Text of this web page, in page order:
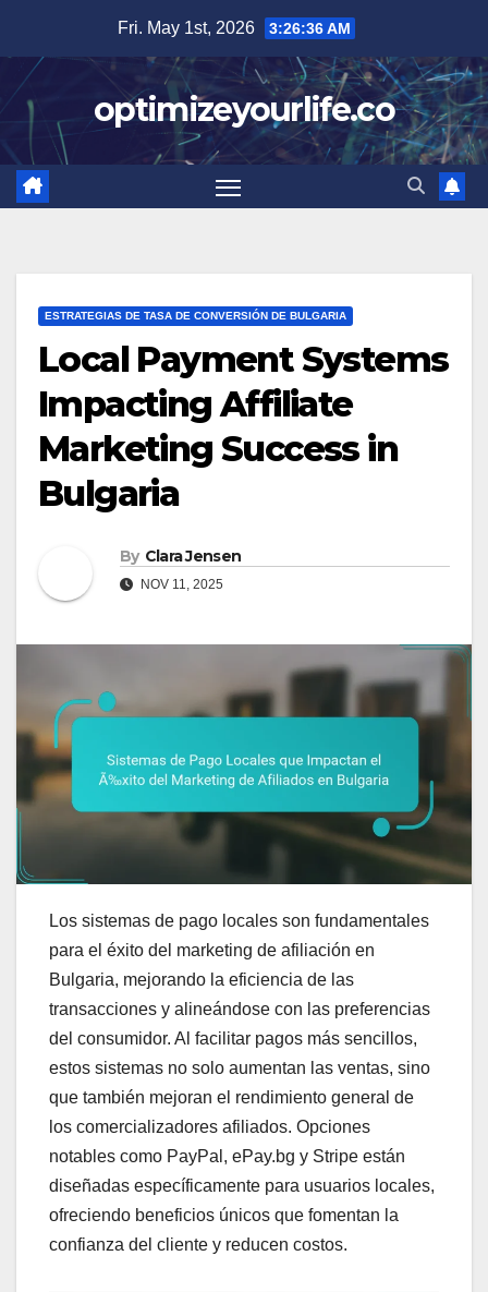
content
Fri. May 1st, 2026 3:26:37 AM
optimizeyourlife.co
ESTRATEGIAS DE TASA DE CONVERSIÓN DE BULGARIA
Local Payment Systems
Impacting Affiliate
Marketing Success in
Bulgaria
By Clara Jensen
NOV 11, 2025
Los sistemas de pago locales son fundamentales
para el éxito del marketing de afiliación en
Bulgaria, mejorando la eficiencia de las
transacciones y alineándose con las preferencias
del consumidor. Al facilitar pagos más sencillos,
estos sistemas no solo aumentan las ventas, sino
que también mejoran el rendimiento general de
los comercializadores afiliados. Opciones
notables como PayPal, ePay.bg y Stripe están
diseñadas específicamente para usuarios locales,
ofreciendo beneficios únicos que fomentan la
confianza del cliente y reducen costos.